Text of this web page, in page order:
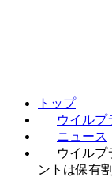
トップ
ウイルプ
ニュース
ウイルプ
ントは保有